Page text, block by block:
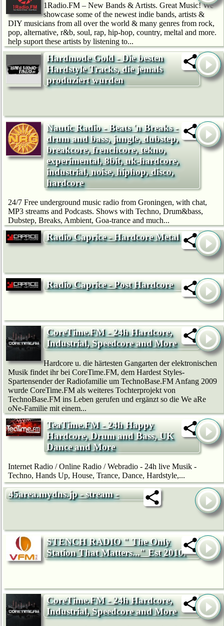
1Radio.FM – New Bands & Artists. Great Music! We
showcase some of the newest indie bands, artists &
DIY musicians from all over the world & many genres from rock,
pop, alternative, r&b, soul, rap, hip-hop, country, meltal and more.
help suport these artists by listening to...
Hardmode Gold - Die besten
Hardstyle Tracks, die jemals
produziert wurden
Nautic Radio - Beats 'n Breaks -
drum and bass, jungle, dubstep,
breakcore, frenchcore, tekno,
experimental, 8bit, uk-hardcore,
industrial, noise, hiphop, disco,
hardcore
24/7 Free underground music radio from Groningen, with chat,
MP3 streams and Podcasts. Shows with Techno, Drum&bass,
Dubstep, Breaks, Ambient, Goa-trance and much...
Radio Caprice - Hardcore Metal
Radio Caprice - Post Hardcore
CoreTime.FM - 24h Hardcore,
Industrial, Speedcore and More
Hardcore u. die härtesten Gangarten der elektronischen
Musik findet ihr bei CoreTime.FM, dem Hardest Styles-
Spartensender der Radiofamilie um TechnoBase.FM Anfang 2009
wurde CoreTime.FM als weiteres Tochterprojekt von
TechnoBase.FM ins Leben gerufen und ergänzt so die We aRe
oNe-Familie mit einem...
TeaTime.FM - 24h Happy
Hardcore, Drum and Bass, UK
Dance and More
Internet Radio / Online Radio / Webradio - 24h live Musik -
Techno, Hands Up, House, Trance, Dance, Hardstyle,...
45area.mydns.jp - stream -
STENCH RADIO " The Only
Station That Matters..." Est 2010.
CoreTime.FM - 24h Hardcore,
Industrial, Speedcore and More